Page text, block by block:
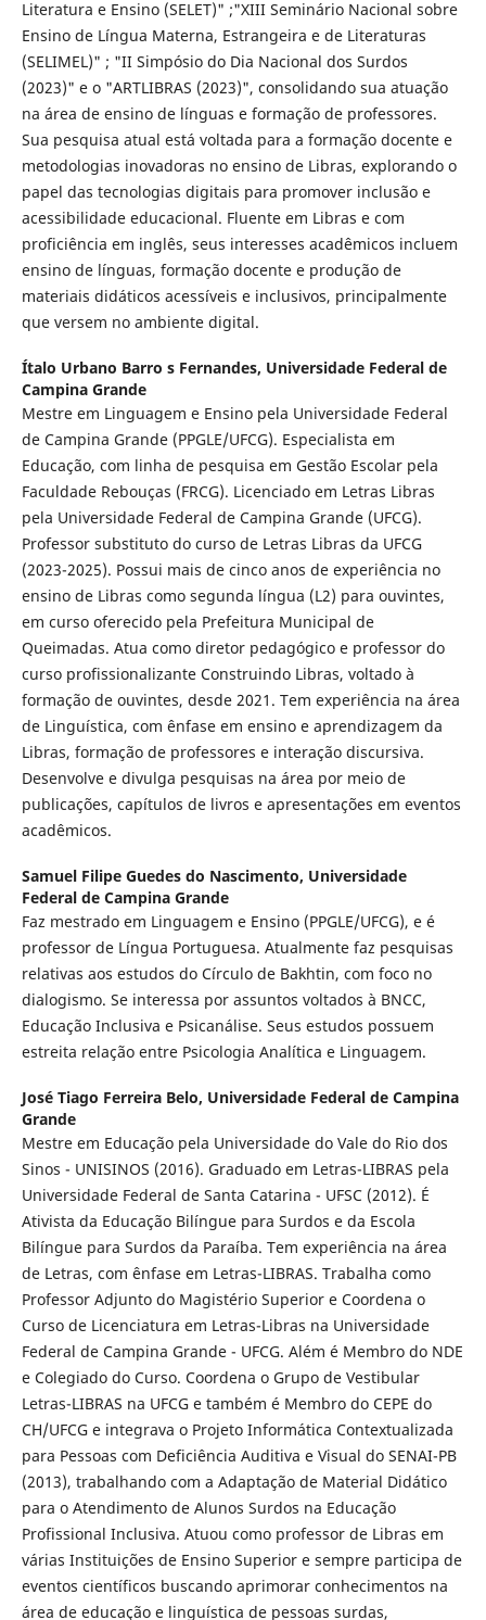
Literatura e Ensino (SELET)" ;"XIII Seminário Nacional sobre
Ensino de Língua Materna, Estrangeira e de Literaturas
(SELIMEL)" ; "II Simpósio do Dia Nacional dos Surdos
(2023)" e o "ARTLIBRAS (2023)", consolidando sua atuação
na área de ensino de línguas e formação de professores.
Sua pesquisa atual está voltada para a formação docente e
metodologias inovadoras no ensino de Libras, explorando o
papel das tecnologias digitais para promover inclusão e
acessibilidade educacional. Fluente em Libras e com
proficiência em inglês, seus interesses acadêmicos incluem
ensino de línguas, formação docente e produção de
materiais didáticos acessíveis e inclusivos, principalmente
que versem no ambiente digital.
Ítalo Urbano Barro s Fernandes, Universidade Federal de
Campina Grande
Mestre em Linguagem e Ensino pela Universidade Federal
de Campina Grande (PPGLE/UFCG). Especialista em
Educação, com linha de pesquisa em Gestão Escolar pela
Faculdade Rebouças (FRCG). Licenciado em Letras Libras
pela Universidade Federal de Campina Grande (UFCG).
Professor substituto do curso de Letras Libras da UFCG
(2023-2025). Possui mais de cinco anos de experiência no
ensino de Libras como segunda língua (L2) para ouvintes,
em curso oferecido pela Prefeitura Municipal de
Queimadas. Atua como diretor pedagógico e professor do
curso profissionalizante Construindo Libras, voltado à
formação de ouvintes, desde 2021. Tem experiência na área
de Linguística, com ênfase em ensino e aprendizagem da
Libras, formação de professores e interação discursiva.
Desenvolve e divulga pesquisas na área por meio de
publicações, capítulos de livros e apresentações em eventos
acadêmicos.
Samuel Filipe Guedes do Nascimento, Universidade
Federal de Campina Grande
Faz mestrado em Linguagem e Ensino (PPGLE/UFCG), e é
professor de Língua Portuguesa. Atualmente faz pesquisas
relativas aos estudos do Círculo de Bakhtin, com foco no
dialogismo. Se interessa por assuntos voltados à BNCC,
Educação Inclusiva e Psicanálise. Seus estudos possuem
estreita relação entre Psicologia Analítica e Linguagem.
José Tiago Ferreira Belo, Universidade Federal de Campina
Grande
Mestre em Educação pela Universidade do Vale do Rio dos
Sinos - UNISINOS (2016). Graduado em Letras-LIBRAS pela
Universidade Federal de Santa Catarina - UFSC (2012). É
Ativista da Educação Bilíngue para Surdos e da Escola
Bilíngue para Surdos da Paraíba. Tem experiência na área
de Letras, com ênfase em Letras-LIBRAS. Trabalha como
Professor Adjunto do Magistério Superior e Coordena o
Curso de Licenciatura em Letras-Libras na Universidade
Federal de Campina Grande - UFCG. Além é Membro do NDE
e Colegiado do Curso. Coordena o Grupo de Vestibular
Letras-LIBRAS na UFCG e também é Membro do CEPE do
CH/UFCG e integrava o Projeto Informática Contextualizada
para Pessoas com Deficiência Auditiva e Visual do SENAI-PB
(2013), trabalhando com a Adaptação de Material Didático
para o Atendimento de Alunos Surdos na Educação
Profissional Inclusiva. Atuou como professor de Libras em
várias Instituições de Ensino Superior e sempre participa de
eventos científicos buscando aprimorar conhecimentos na
área de educação e linguística de pessoas surdas,